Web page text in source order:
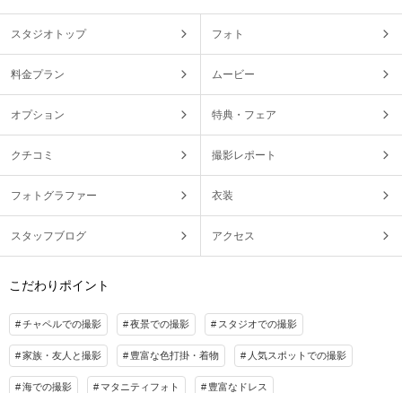
スタジオトップ フォト
料金プラン ムービー
オプション 特典・フェア
クチコミ 撮影レポート
フォトグラファー 衣装
スタッフブログ アクセス
こだわりポイント
チャペルでの撮影 夜景での撮影 スタジオでの撮影
家族・友人と撮影 豊富な色打掛・着物 人気スポットでの撮影
海での撮影 マタニティフォト 豊富なドレス